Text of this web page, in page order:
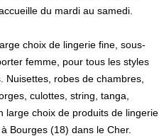
du mardi au samedi.
choix de lingerie fine, sous-
femme, pour tous les styles
Nuisettes, robes de chambres,
culottes, string, tanga,
large choix de produits de lingerie
Bourges (18) dans le Cher.